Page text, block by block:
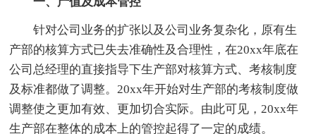
针对公司业务的扩张以及公司业务复杂化，原有生
产部的核算方式已失去准确性及合理性，在20xx年底在
公司总经理的直接指导下生产部对核算方式、考核制度
及标准都做了调整。20xx年开始对生产部的考核制度做
调整使之更加有效、更加切合实际。由此可见，20xx年
生产部在整体的成本上的管控起得了一定的成绩。